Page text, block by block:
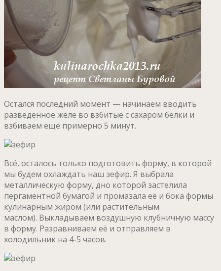
Остался последний момент — начинаем вводить
разведённое желе во взбитые с сахаром белки и
взбиваем ещё примерно 5 минут.
Всё, осталось только подготовить форму, в которой
мы будем охлаждать наш зефир. Я выбрала
металлическую форму, дно которой застелила
пергаментной бумагой и промазала её и бока формы
кулинарным жиром (или растительным
маслом). Выкладываем воздушную клубничную массу
в форму. Разравниваем её и отправляем в
холодильник на 4-5 часов.